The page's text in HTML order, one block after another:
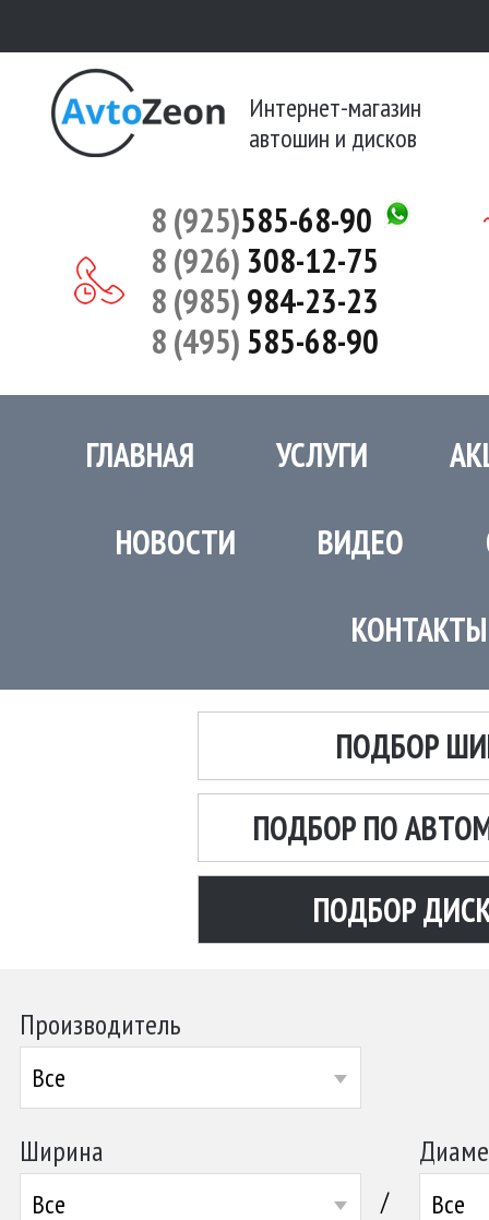
Интернет-магазин
автошин и дисков
8 (925)585-68-90
8 (926) 308-12-75
8 (985)984-23-23
8 (495)585-68-90
ГЛАВНАЯ УСЛУГИ
НОВОСТИ ВИДЕО
КОНТАКТЫ
ПОДБОР
ПОДБОР ПО
ПОДБОР
Производитель
Все
Ширина
Все / Все